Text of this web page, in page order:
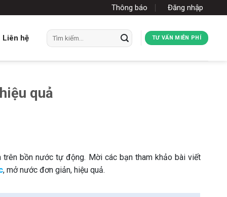
Thông báo Đăng nhập
Liên hệ
Tìm
kiếm:
TƯ VẤN MIỄN PHÍ
quả
bồn nước tự động. Mời các bạn tham khảo bài viết
, mở nước đơn giản, hiệu quả.